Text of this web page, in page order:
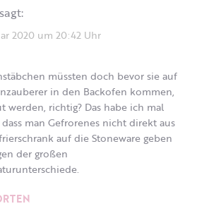
sagt:
2020 um 20:42 Uhr
müssten doch bevor sie auf
in den Backofen kommen,
werden, richtig? Das habe ich mal
dass man Gefrorenes nicht direkt aus
auf die Stoneware geben
der großen